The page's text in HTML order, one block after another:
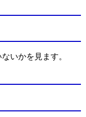
いかを見ます。